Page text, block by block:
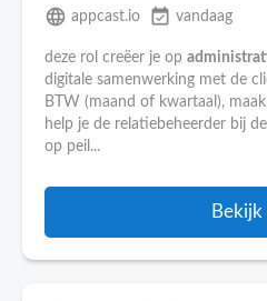
language appcast.io event_available vandaag
deze rol creëer je op
digitale samenwerking met de
BTW (maand of kwartaal),
help je de relatiebeheerder bij
op peil...
Bekijk